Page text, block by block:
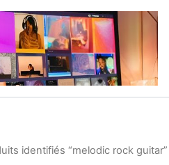
identifiés “melodic rock guitar”